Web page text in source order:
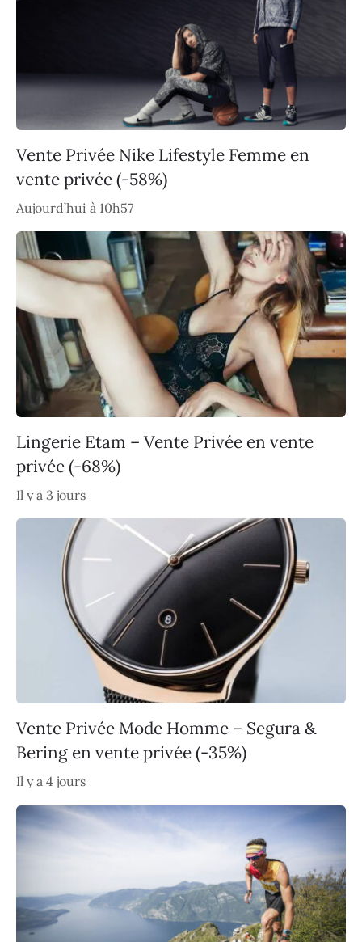
Vente Privée Nike Lifestyle Femme en
vente privée (-58%)
Aujourd’hui à 10h57
Lingerie Etam – Vente Privée en vente
privée (-68%)
Il y a 3 jours
Vente Privée Mode Homme – Segura &
Bering en vente privée (-35%)
Il y a 4 jours